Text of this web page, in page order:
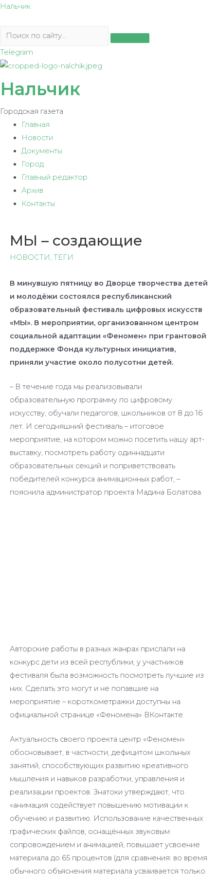
Перейти
содержимому
Нальчик
Telegram
Нальчик
Городская газета
Главная
Новости
Документы
Город
Главный редактор
Архив
Контакты
МЫ – создающие
НОВОСТИ, ТЕГИ
В минувшую пятницу во Дворце творчества детей
и молодёжи состоялся республиканский
образовательный фестиваль цифровых искусств
«МЫ». В мероприятии, организованном центром
социальной адаптации «Феномен» при грантовой
поддержке Фонда культурных инициатив,
приняли участие около полусотни детей.
– В течение года мы реализовывали
образовательную программу по цифровому
искусству, обучали педагогов, школьников от 8 до 16
лет. И сегодняшний фестиваль – итоговое
мероприятие, на котором можно посетить нашу арт-
выставку, посмотреть работу одиннадцати
образовательных секций и поприветствовать
победителей конкурса анимационных работ, –
пояснила администратор проекта Мадина Болатова.
Авторские работы в разных жанрах прислали на
конкурс дети из всей республики, у участников
фестиваля была возможность посмотреть лучшие из
них. Сделать это могут и не попавшие на
мероприятие – короткометражки доступны на
официальной странице «Феномена» ВКонтакте.
Актуальность своего проекта центр «Феномен»
обосновывает, в частности, дефицитом школьных
занятий, способствующих развитию креативного
мышления и навыков разработки, управления и
реализации проектов. Знатоки утверждают, что
«анимация содействует повышению мотивации к
обучению и развитию. Использование качественных
графических файлов, оснащённых звуковым
сопровождением и анимацией, повышает усвоение
материала до 65 процентов (для сравнения: во время
обычного объяснения материала усваивается только